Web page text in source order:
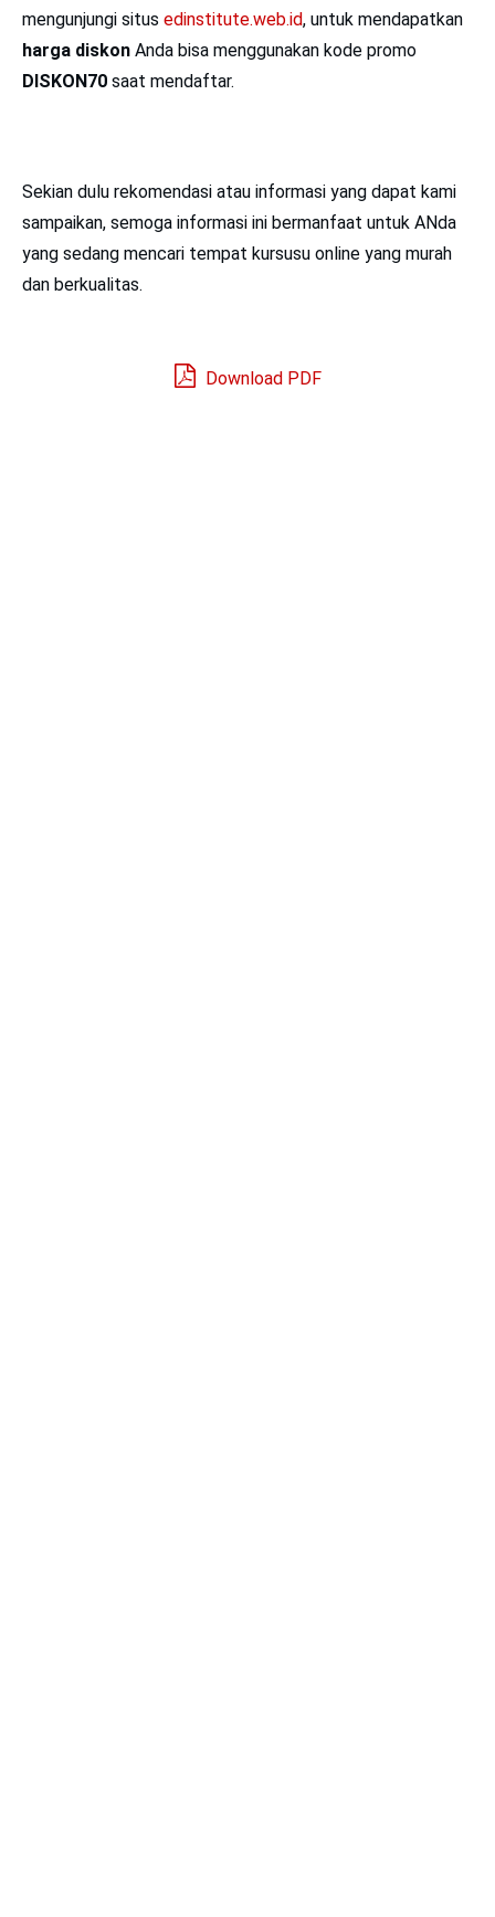
mengunjungi situs edinstitute.web.id, untuk mendapatkan
harga diskon Anda bisa menggunakan kode promo
DISKON70 saat mendaftar.
Sekian dulu rekomendasi atau informasi yang dapat kami
sampaikan, semoga informasi ini bermanfaat untuk ANda
yang sedang mencari tempat kursusu online yang murah
dan berkualitas.
Download PDF